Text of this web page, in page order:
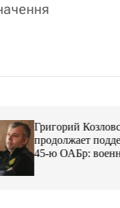
Григорий
продолжает
45-ю ОАБр: военным